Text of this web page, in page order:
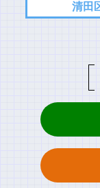
清田